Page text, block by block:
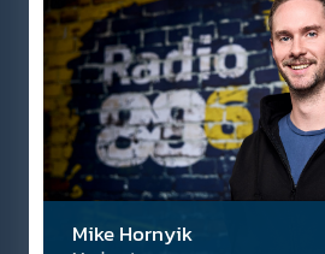
Mike Hornyik